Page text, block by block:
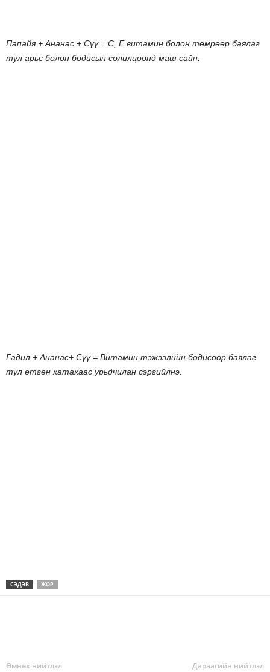
Папайя + Ананас + Сүү= С Е витамин болон төмрөөр баялаг
тул арьс болон бодисын солилцоонд маш сайн
Гадил + Ананас+ Сүү= Витамин тэжээлийн бодисоор баялаг
тул өтгөн хатахаас урьдчилан сэргийлнэ
СЭДЭВ ЖОР
Өмнөх нийтлэл Дараагийн нийтлэл